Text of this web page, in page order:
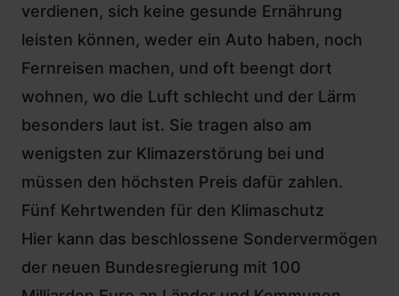
verdienen, sich keine gesunde Ernährung
leisten können, weder ein Auto haben, noch
Fernreisen machen, und oft beengt dort
wohnen, wo die Luft schlecht und der Lärm
besonders laut ist. Sie tragen also am
wenigsten zur Klimazerstörung bei und
müssen den höchsten Preis dafür zahlen.
Fünf Kehrtwenden für den Klimaschutz
Hier kann das beschlossene Sondervermögen
der neuen Bundesregierung mit 100